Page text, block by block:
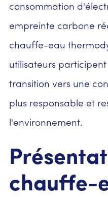
consommation
empreinte carbone
chauffe-eau
utilisateurs
transition vers une
plus responsable et
l'environnement.
chauffe-